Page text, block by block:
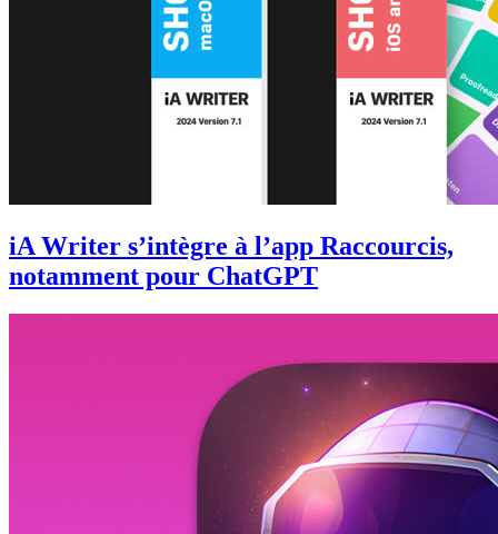
iA Writer s’intègre à l’app Raccourcis,
notamment pour ChatGPT